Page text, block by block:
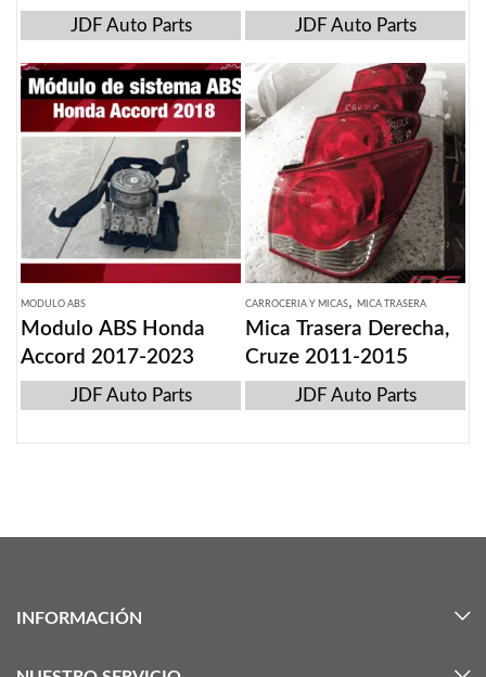
2021JDF Auto Parts
Camry SE 2017-21
JDF Auto Parts
MODULO ABS
Modulo ABS Honda
Accord 2017-2023
JDF Auto Parts
CARROCERIA Y MICAS, MICA TRASERA
Mica Trasera Derecha,
Cruze 2011-2015
JDF Auto Parts
INFORMACIÓN